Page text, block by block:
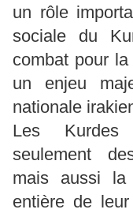
un rôle
sociale du
combat pour
un enjeu
nationale
Les Kurdes
seulement
mais aussi la
entière de